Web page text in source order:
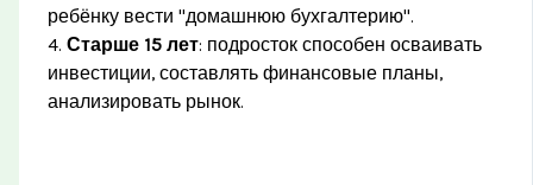
ребёнку вести "домашнюю бухгалтерию".
4.Старше 15 лет: подросток способен осваивать
инвестиции, составлять финансовые планы,
анализировать рынок.